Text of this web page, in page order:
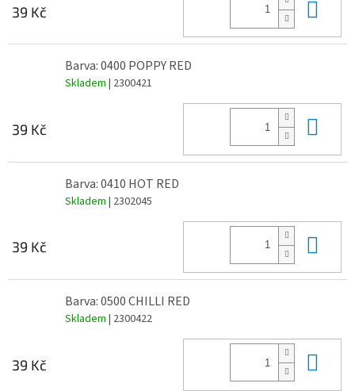
39 Kč
Barva: 0400 POPPY RED
Skladem | 2300421
39 Kč
Barva: 0410 HOT RED
Skladem | 2302045
39 Kč
Barva: 0500 CHILLI RED
Skladem | 2300422
39 Kč